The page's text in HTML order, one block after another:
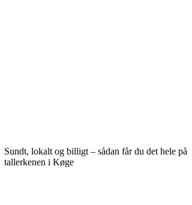
Sundt, lokalt og billigt – sådan får du det hele på
tallerkenen i Køge